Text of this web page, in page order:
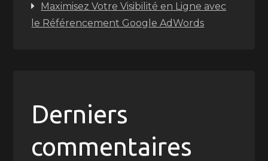
Maximisez Votre Visibilité en Ligne avec
le Référencement Google AdWords
Derniers
commentaires